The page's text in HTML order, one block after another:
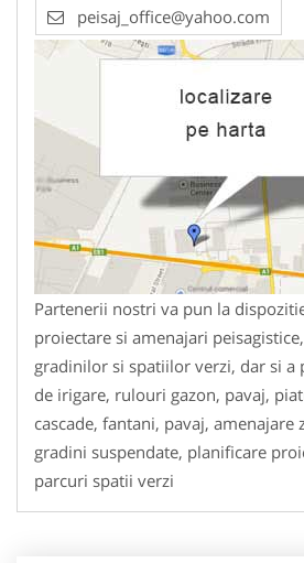
peisaj_office@yahoo.com
Partenerii nostri va pun la
proiectare si amenajari
gradinilor si spatiilor verzi, dar si a
de irigare, rulouri gazon, pavaj,
cascade, fantani, pavaj, amenajare
gradini suspendate, planificare
parcuri spatii verzi